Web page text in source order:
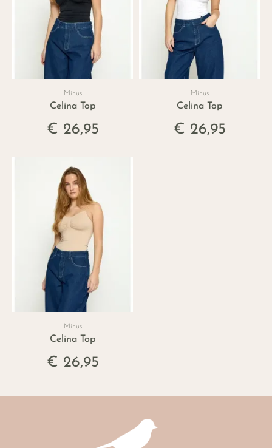
Minus
Celina Top
€ 26,95
Minus
Celina Top
€ 26,95
Minus
Celina Top
€ 26,95